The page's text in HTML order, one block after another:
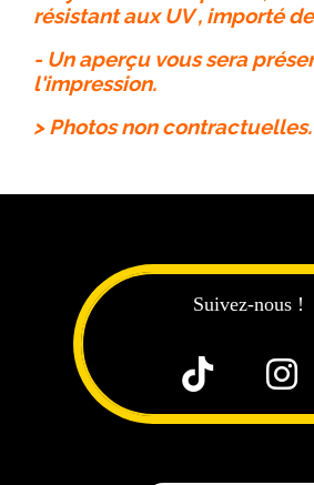
résistant aux UV , importé
- Un aperçu vous sera
l'impression.
> Photos non contractuelles.
Suivez-nous !
 